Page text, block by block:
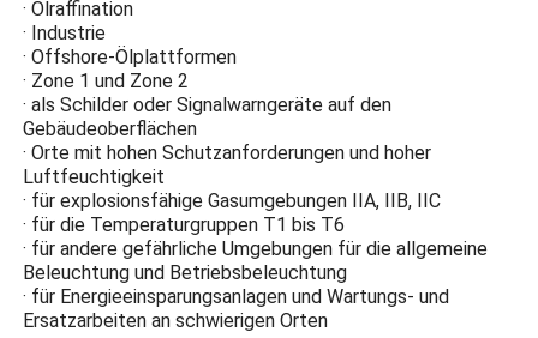
Helligkeit, LED-Chip-
Energiesparlampen haben
eine hohe Helligkeit und
sind energieeffizienter als
gewöhnliche Lampen.
GPS-Synchronisierung
Automatische
Lichtschaltersteuerung, mit
integriertem Chip und
mehreren
Schutzschaltkreisen
· Ölraffination
· Industrie
· Offshore-Ölplattformen
· Zone 1 und Zone 2
· als Schilder oder Signalwarngeräte auf den
Gebäudeoberflächen
· Orte mit hohen Schutzanforderungen und hoher
Luftfeuchtigkeit
· für explosionsfähige Gasumgebungen IIA, IIB, IIC
· für die Temperaturgruppen T1 bis T6
· für andere gefährliche Umgebungen für die allgemeine
Beleuchtung und Betriebsbeleuchtung
· für Energieeinsparungsanlagen und Wartungs- und
Ersatzarbeiten an schwierigen Orten